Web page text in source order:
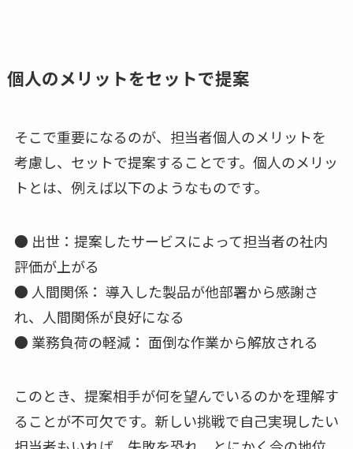
個人のメリットをセットで提案
そこで重要になるのが、担当者個人のメリットを
考慮し、セットで提案することです。個人のメリッ
トとは、例えば以下のようなものです。
● 出世：提案したサービスによって担当者の社内
評価が上がる
● 人間関係： 導入した製品が他部署から感謝さ
れ、人間関係が良好になる
● 業務負荷の軽減： 面倒な作業から解放される
このとき、提案相手が何を望んでいるのかを理解す
ることが不可欠です。新しい挑戦で自己実現したい